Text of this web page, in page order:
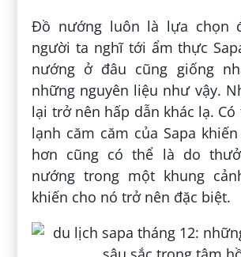
Đồ nướng luôn là lựa chọn
người ta nghĩ tới ẩm thực
nướng ở đâu cũng giống
những nguyên liệu như vậy.
lại trở nên hấp dẫn khác lạ. Có
lạnh căm căm của Sapa
hơn cũng có thể là do
nướng trong một khung
khiến cho nó trở nên đặc biệt.